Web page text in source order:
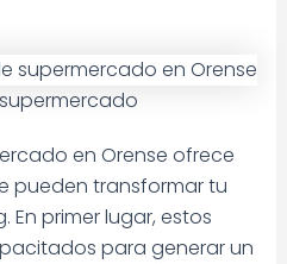
en Orense ofrece
pueden transformar tu
En primer lugar, estos
para generar un